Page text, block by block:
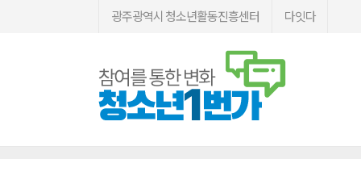
광주광역시 청소년활동진흥센터 다잇다